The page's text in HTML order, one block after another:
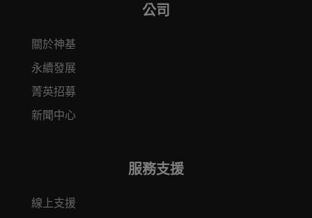
公司
關於神基
永續發展
菁英招募
新聞中心
服務支援
線上支援